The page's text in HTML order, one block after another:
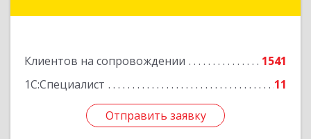
Клиентов на сопровождении
1541
1С:Специалист
11
Отправить заявку
Подробнее
Отправить заявку